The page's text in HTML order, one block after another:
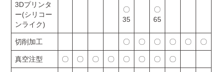
3Dプリンタ
ー(シリコー
ンライク)
〇
35
〇
65
切削加工 〇 〇 〇 〇 〇 〇
真空注型 〇 〇 〇 〇 〇 〇 〇 〇